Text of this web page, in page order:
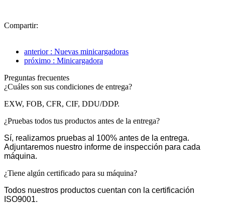
Compartir:
anterior : Nuevas minicargadoras
próximo : Minicargadora
Preguntas frecuentes
¿Cuáles son sus condiciones de entrega?
EXW, FOB, CFR, CIF, DDU/DDP.
¿Pruebas todos tus productos antes de la entrega?
Sí, realizamos pruebas al 100% antes de la entrega.
Adjuntaremos nuestro informe de inspección para cada
máquina.
¿Tiene algún certificado para su máquina?
Todos nuestros productos cuentan con la certificación
ISO9001.